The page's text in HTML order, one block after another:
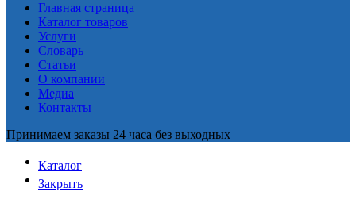
Главная страница
Каталог товаров
Услуги
Словарь
Статьи
О компании
Медиа
Контакты
Принимаем заказы 24 часа без выходных
Каталог
Закрыть